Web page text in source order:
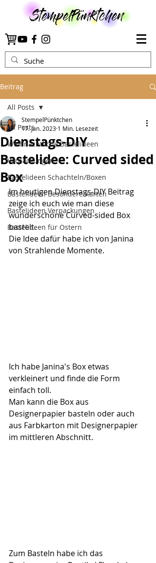
Beitrag
All Posts
Weihnachtliche Bastelideen
Verpackungen
Bastelideen Schachteln/Boxen
Bastelideen Besondere Karten
Bastelideen Verpackungen
Bastelideen für Ostern
All Posts
Dienstags-DIY
Bastelidee: Curved sided
Box
StempelPünktchen
17. Jan. 2023 1 Min. Lesezeit
Im heutigen Dienstags-DIY Beitrag
zeige ich euch wie man diese
wunderschöne Curved-sided Box
bastelt.
Die Idee dafür habe ich von Janina
von Strahlende Momente.
Ich habe Janina's Box etwas
verkleinert und finde die Form
einfach toll.
Man kann die Box aus
Designerpapier basteln oder auch
aus Farbkarton mit Designerpapier
im mittleren Abschnitt.
Zum Basteln habe ich das